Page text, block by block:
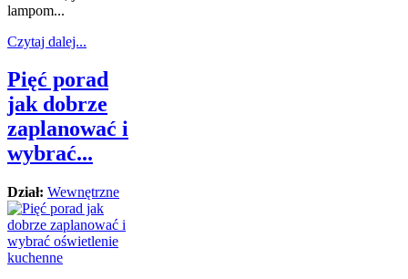
lampom...
Czytaj dalej...
Pięć porad
jak dobrze
zaplanować i
wybrać...
Dział: Wewnętrzne